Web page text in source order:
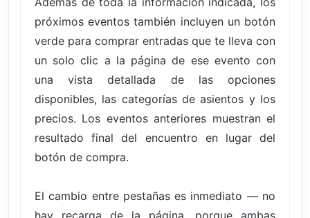
próximos eventos también incluyen un botón
verde para comprar entradas que te lleva con
un solo clic a la página de ese evento con
una vista detallada de las opciones
disponibles, las categorías de asientos y los
precios. Los eventos anteriores muestran el
resultado final del encuentro en lugar del
botón de compra.
El cambio entre pestañas es inmediato — no